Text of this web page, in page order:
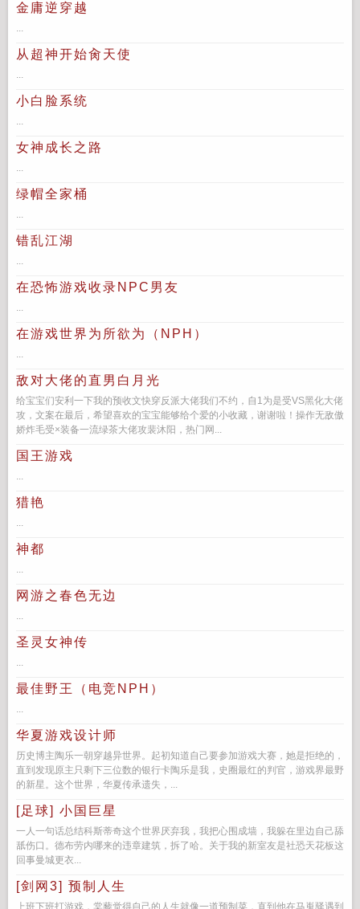
金庸逆穿越
...
从超神开始肏天使
...
小白脸系统
...
女神成长之路
...
绿帽全家桶
...
错乱江湖
...
在恐怖游戏收录NPC男友
...
在游戏世界为所欲为（NPH）
...
敌对大佬的直男白月光
给宝宝们安利一下我的预收文快穿反派大佬我们不约，自1为是受VS黑化大佬
攻，文案在最后，希望喜欢的宝宝能够给个爱的小收藏，谢谢啦！操作无敌傲
娇炸毛受×装备一流绿茶大佬攻裴沐阳，热门网...
国王游戏
...
猎艳
...
神都
...
网游之春色无边
...
圣灵女神传
...
最佳野王（电竞NPH）
...
华夏游戏设计师
历史博主陶乐一朝穿越异世界。起初知道自己要参加游戏大赛，她是拒绝的，
直到发现原主只剩下三位数的银行卡陶乐是我，史圈最红的判官，游戏界最野
的新星。这个世界，华夏传承遗失，...
[足球] 小国巨星
一人一句话总结科斯蒂奇这个世界厌弃我，我把心围成墙，我躲在里边自己舔
舐伤口。德布劳内哪来的违章建筑，拆了哈。关于我的新室友是社恐天花板这
回事曼城更衣...
[剑网3] 预制人生
上班下班打游戏，棠藜觉得自己的人生就像一道预制菜，直到他在马嵬驿遇到